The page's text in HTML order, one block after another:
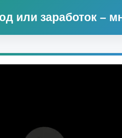
или заработок –